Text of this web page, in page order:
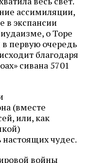
ассимиляции,
в экспансии
о Торе
в первую очередь
благодаря
сивана 5701
(вместе
или, как
чудес.
войны